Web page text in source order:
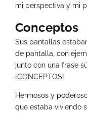
mi perspectiva y mi
Conceptos
Sus pantallas
de pantalla, con
junto con una frase
¡CONCEPTOS!
Hermosos y
que estaba viviendo